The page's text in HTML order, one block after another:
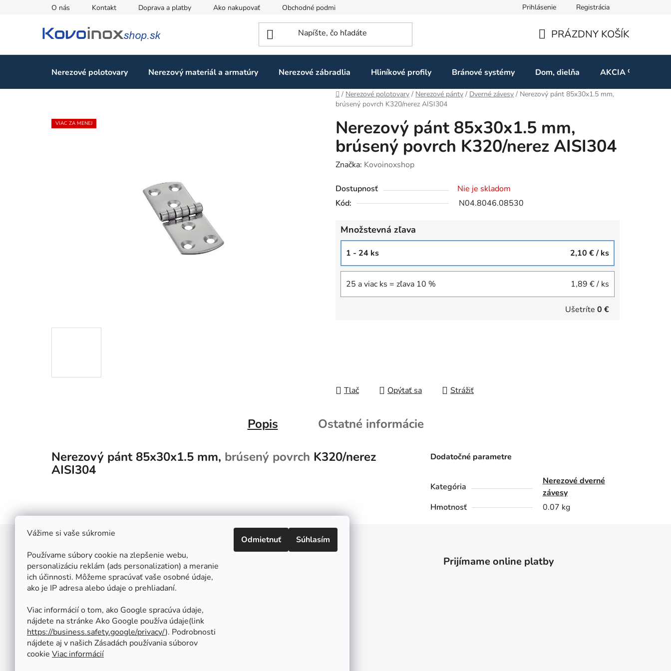
Vážime si vaše súkromie
Používame súbory cookie na zlepšenie webu,
personalizáciu reklám (ads personalization) a meranie
ich účinnosti. Môžeme spracúvať vaše osobné údaje,
ako je IP adresa alebo údaje o prehliadaní.
Viac informácií o tom, ako Google spracúva údaje,
nájdete na stránke Ako Google používa údaje(link
https://business.safety.google/privacy/⁩). Podrobnosti
nájdete aj v našich Zásadách používania súborov
cookie Viac informácií
Odmietnuť Súhlasím
O nás Kontakt Doprava a platby Ako nakupovať Obchodné podmienky Odstúpenie od zmluvy
Prihlásenie Registrácia
KOŠÍK
PRÁZDNY KOŠÍK
Nerezové polotovary Nerezový materiál a armatúry Nerezové zábradlia Hliníkové profily Bránové systémy Dom, dielňa AKCIA %
Domov
/ Nerezové polotovary / Nerezové pánty / Dverné závesy / Nerezový pánt 85x30x1.5 mm,
brúsený povrch K320/nerez AISI304
Nerezový pánt 85x30x1.5 mm,
brúsený povrch K320/nerez AISI304
Značka: Kovoinoxshop
Dostupnosť
Nie je skladom
Kód:
N04.8046.08530
Množstevná zľava
1 - 24 ks 2,10 €/ ks
25 a viac ks = zľava 10 % 1,89 €/ ks
Ušetríte 0 €
Tlač Opýtať sa Strážiť
VIAC ZA MENEJ
Popis Ostatné informácie
Nerezový pánt 85x30x1.5 mm, brúsený povrch K320/nerez
AISI304
Dodatočné parametre
Kategória
Nerezové dverné
závesy
Hmotnosť
0.07 kg
Štefan Široký - Kovoinox
Cukrová 10
917 01 Trnava
Slovensko
IČ: 37 571 451
IČ DPH: SK 1020347779
Po-Pa: 08:00 - 12:00 13:00 - 16:30
So - Ne : ZATVORENÉ
Tel.: +421 950 427 860
obchod@kovoinox.sk
Prijímame online platby